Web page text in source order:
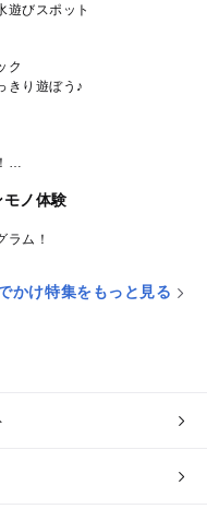
遊びスポット
ク
きり遊ぼう♪
ノ体験
ラム！
かけ特集をもっと見る